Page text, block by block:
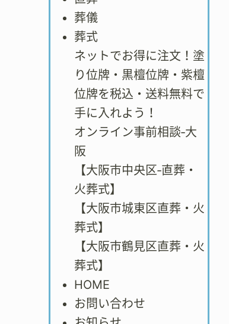
葬儀
葬式
ネットでお得に注文！塗
り位牌・黒檀位牌・紫檀
位牌を税込・送料無料で
手に入れよう！
オンライン事前相談‐大
阪
【大阪市中央区‐直葬・
火葬式】
【大阪市城東区直葬・火
葬式】
【大阪市鶴見区直葬・火
葬式】
HOME
お問い合わせ